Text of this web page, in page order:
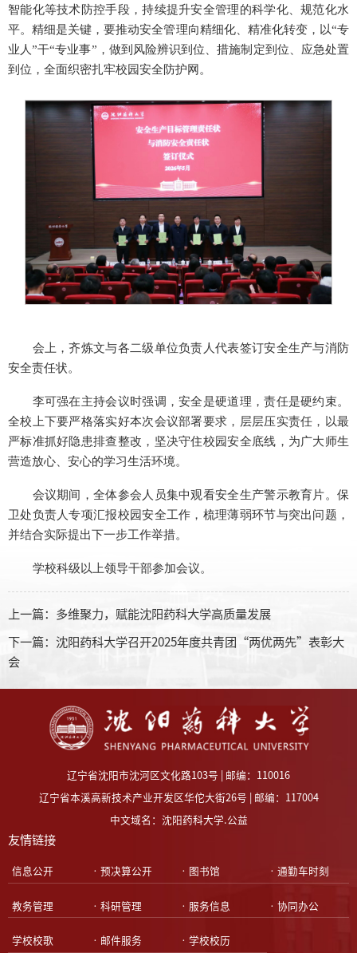
智能化等技术防控手段，持续提升安全管理的科学化、规范化水
平。精细是关键，要推动安全管理向精细化、精准化转变，以“专
业人”干“专业事”，做到风险辨识到位、措施制定到位、应急处置
到位，全面织密扎牢校园安全防护网。
会上，齐炼文与各二级单位负责人代表签订安全生产与消防
安全责任状。
李可强在主持会议时强调，安全是硬道理，责任是硬约束。
全校上下要严格落实好本次会议部署要求，层层压实责任，以最
严标准抓好隐患排查整改，坚决守住校园安全底线，为广大师生
营造放心、安心的学习生活环境。
会议期间，全体参会人员集中观看安全生产警示教育片。保
卫处负责人专项汇报校园安全工作，梳理薄弱环节与突出问题，
并结合实际提出下一步工作举措。
学校科级以上领导干部参加会议。
上一篇： 多维聚力，赋能沈阳药科大学高质量发展
下一篇： 沈阳药科大学召开2025年度共青团“两优两先”表彰大
会
辽宁省沈阳市沈河区文化路103号 | 邮编：110016
辽宁省本溪高新技术产业开发区华佗大街26号 | 邮编：117004
中文域名：沈阳药科大学.公益
友情链接
•信息公开 •预决算公开 •图书馆 •通勤车时刻
•教务管理 •科研管理 •服务信息 •协同办公
•学校校歌 •邮件服务 •学校校历